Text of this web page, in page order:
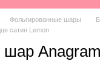
Фольгированные шары
сатин Lemon